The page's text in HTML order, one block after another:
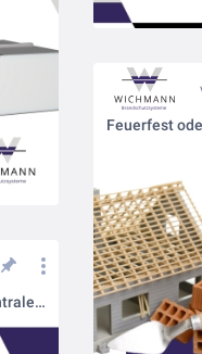
Brandschutzwissen kompakt: Die zentralen Begriffe im vorbeugenden Brandschutz